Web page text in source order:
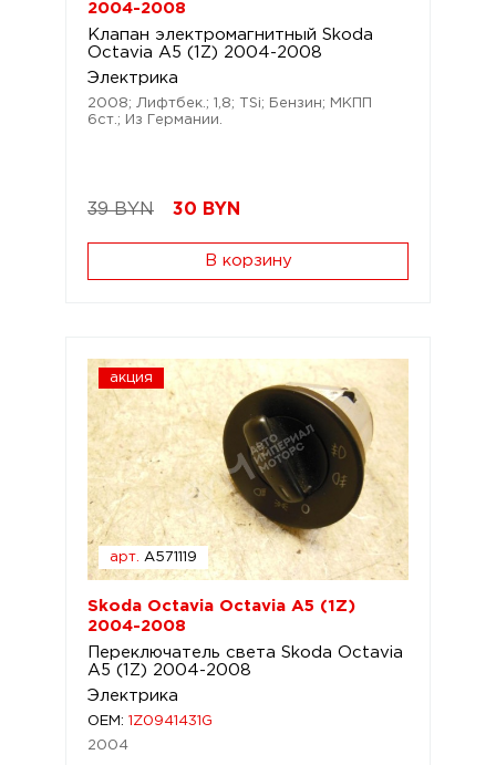
2004-2008
Клапан электромагнитный Skoda
Octavia A5 (1Z) 2004-2008
Электрика
2008; Лифтбек.; 1,8; TSi; Бензин; МКПП
6ст.; Из Германии.
39 BYN 30 BYN
В корзину
акция
арт. A571119
Skoda Octavia Octavia A5 (1Z)
2004-2008
Переключатель света Skoda Octavia
A5 (1Z) 2004-2008
Электрика
OEM: 1Z0941431G
2004